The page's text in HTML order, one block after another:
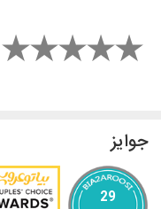
جوایز
29